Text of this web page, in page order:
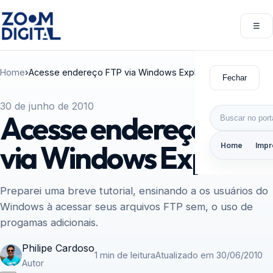
☰
Fechar
Buscar por:
Home
Home›Acesse endereço FTP via Windows Explorer.
30 de junho de 2010
Acesse endereço FTP
via Windows Explorer.
Preparei uma breve tutorial, ensinando a os usuários do
Windows à acessar seus arquivos FTP sem, o uso de
progamas adicionais.
Philipe Cardoso
Autor
1 min de leituraAtualizado em 30/06/2010